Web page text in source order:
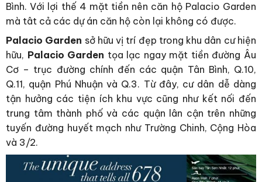
Bình. Với lợi thế 4 mặt tiền nên căn hộ Palacio Garden
mà tât cả các dự án căn hộ còn lại không có được.
Palacio Garden sở hữu vị trí đẹp trong khu dân cư hiện
hữu, Palacio Garden tọa lạc ngay mặt tiền đường Âu
Cơ – trục đường chính đến các quận Tân Bình, Q.10,
Q.11, quận Phú Nhuận và Q.3. Từ đây, cư dân dễ dàng
tận hưởng các tiện ích khu vực cũng như kết nối đến
trung tâm thành phố và các quận lân cận trên những
tuyến đường huyết mạch như Trường Chinh, Cộng Hòa
và 3/2.